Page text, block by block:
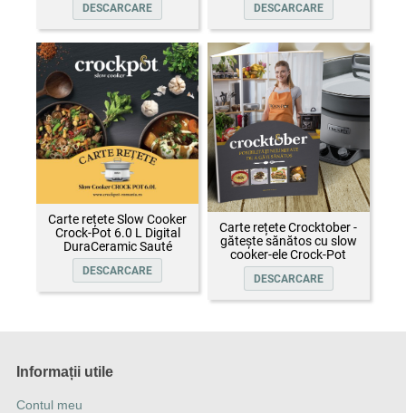
DESCARCARE DESCARCARE
Carte rețete Slow Cooker
Crock-Pot 6.0 L Digital
DuraCeramic Sauté
DESCARCARE
Carte rețete Crocktober -
gătește sănătos cu slow
cooker-ele Crock-Pot
DESCARCARE
Informații utile
Contul meu